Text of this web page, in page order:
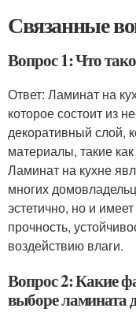
Связанные
Вопрос 1: Что
Ответ: Ламинат на
которое состоит из
декоративный слой,
материалы, такие
Ламинат на кухне
многих
эстетично, но и
прочность,
воздействию влаги.
Вопрос 2: Какие
выборе ламината